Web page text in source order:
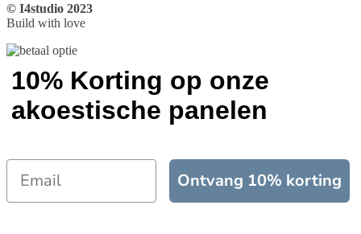
© I4studio 2023
Build with love
10% Korting op onze
akoestische panelen
Ontvang 10% korting